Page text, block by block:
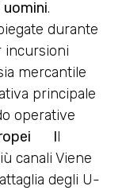
uomini.
durante
incursioni
mercantile
principale
operative
Il
canali Viene
degli U-